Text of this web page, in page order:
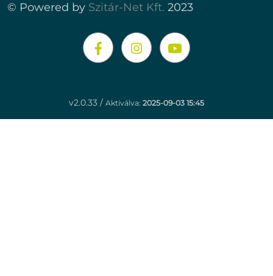
© Powered by Szitár-Net Kft. 2023
v2.0.33 / Aktiválva: 2025-09-03 15:45